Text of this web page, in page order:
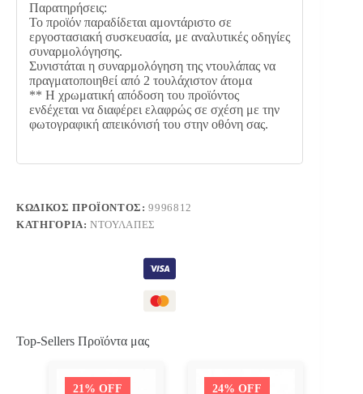
Παρατηρήσεις:
Το προϊόν παραδίδεται αμοντάριστο σε
εργοστασιακή συσκευασία, με αναλυτικές οδηγίες
συναρμολόγησης.
Συνιστάται η συναρμολόγηση της ντουλάπας να
πραγματοποιηθεί από 2 τουλάχιστον άτομα
** Η χρωματική απόδοση του προϊόντος
ενδέχεται να διαφέρει ελαφρώς σε σχέση με την
φωτογραφική απεικόνισή του στην οθόνη σας.
ΚΩΔΙΚΌΣ ΠΡΟΪΌΝΤΟΣ:9996812
ΚΑΤΗΓΟΡΊΑ:ΝΤΟΥΛΆΠΕΣ
Top-Sellers Προϊόντα μας
21% OFF 24% OFF